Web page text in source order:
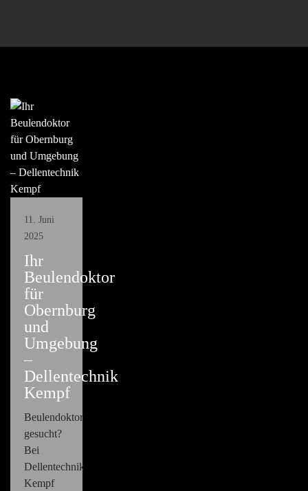
11. Juni
2025
Ihr
Beulendoktor
für
Obernburg
und
Umgebung
–
Dellentechnik
Kempf
Beulendoktor
gesucht?
Bei
Dellentechnik
Kempf